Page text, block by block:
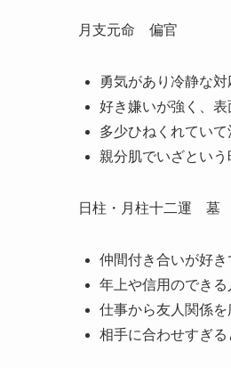
月支元命 偏官
勇気があり冷静な対
好き嫌いが強く、
多少ひねくれてい
親分肌でいざという
日柱・月柱十二運 墓
仲間付き合いが好
年上や信用のでき
仕事から友人関係
相手に合わせすぎ